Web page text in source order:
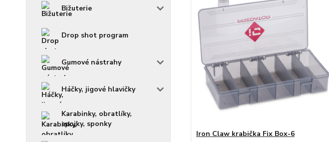
Bižuterie
Drop shot program
Gumové nástrahy
Háčky, jigové hlavičky
Karabinky, obratlíky,
spojky, sponky
Iron Claw krabička Fix Box-6